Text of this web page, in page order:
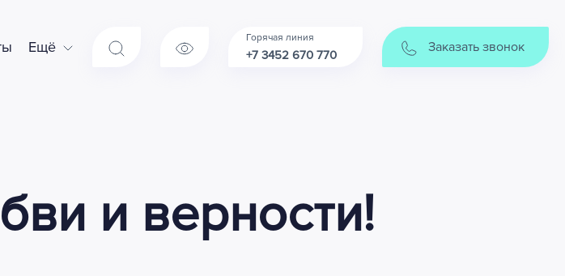
Ещё
Горячая линия
+7 3452 670 770 Заказать звонок
и верности!